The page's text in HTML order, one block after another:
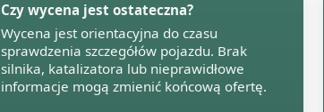
Czy wycena jest ostateczna?
Wycena jest orientacyjna do czasu
sprawdzenia szczegółów pojazdu. Brak
silnika, katalizatora lub nieprawidłowe
informacje mogą zmienić końcową ofertę.